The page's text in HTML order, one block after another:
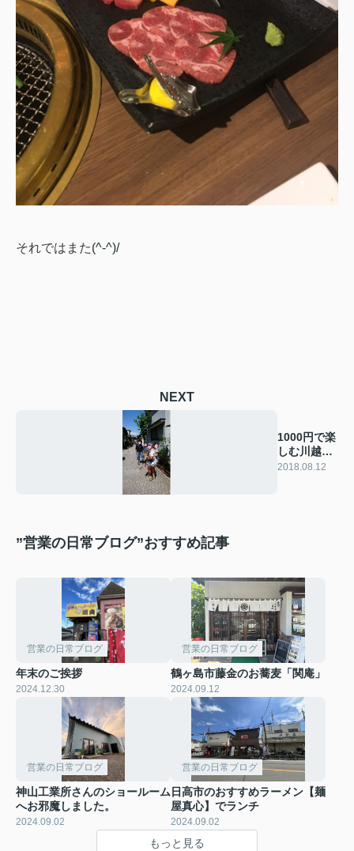
それではまた(^-^)/
NEXT
1000円で楽
しむ川越菓
子屋横丁
2018.08.12
”営業の日常ブログ”おすすめ記事
営業の日常ブログ
年末のご挨拶
2024.12.30
営業の日常ブログ
鶴ヶ島市藤金のお蕎麦「関庵」
2024.09.12
営業の日常ブログ
神山工業所さんのショールーム
へお邪魔しました。
2024.09.02
営業の日常ブログ
日高市のおすすめラーメン【麺
屋真心】でランチ
2024.09.02
もっと見る